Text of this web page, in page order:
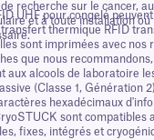
recherche sur le cancer,
et à toute installation
UHF pour congelé
transfert thermique RFID
sont imprimées avec nos
que nous
aux alcools de laboratoire
(Classe 1, Génération
hexadécimaux
sont compatibles
fixes, intégrés et